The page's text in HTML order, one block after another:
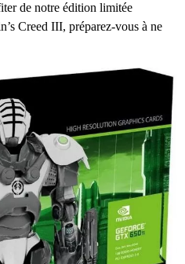
de notre édition limitée
Creed III, préparez-vous à ne